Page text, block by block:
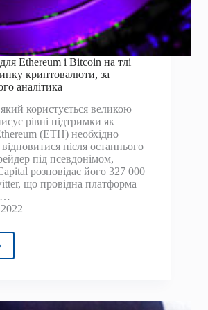
Ethereum і Bitcoin на тлі
криптовалюти, за
аналітика
користується великою
рівні підтримки як
(ETH) необхідно
після останнього
під псевдонімом,
розповідає його 327 000
що провідна платформа